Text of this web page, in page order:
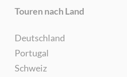
Touren nach Land
Deutschland
Portugal
Schweiz